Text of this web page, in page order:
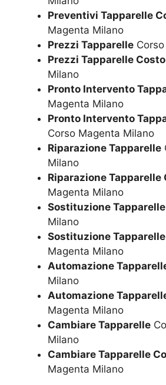
Preventivi Tapparelle
Magenta Milano
Prezzi Tapparelle
Prezzi Tapparelle Costo
Milano
Pronto Intervento
Magenta Milano
Pronto Intervento
Corso Magenta Milano
Riparazione Tapparelle
Milano
Riparazione Tapparelle
Magenta Milano
Sostituzione Tapparelle
Milano
Sostituzione
Magenta Milano
Automazione
Milano
Automazione
Magenta Milano
Cambiare Tapparelle
Milano
Cambiare Tapparelle
Magenta Milano